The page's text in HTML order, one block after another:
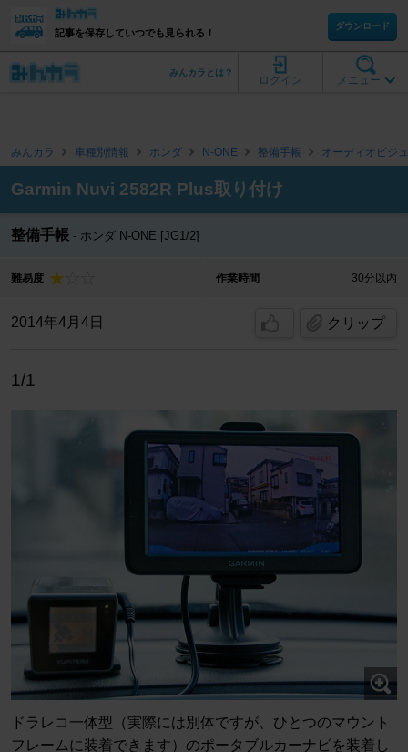
記事を保存していつでも見られる！
ダウンロード
メニュー
ログイン
みんカラとは？
みんカラ 車種別情報 ホンダ N-ONE 整備手帳 オーディオビジ
Garmin Nuvi 2582R Plus取り付け
整備手帳 ホンダ N-ONE [JG1/2]
難易度 作業時間 30分以内
2014年4月4日 クリップ
1/1
ドラレコ一体型（実際には別体ですが、ひとつのマウント
フレームに装着できます）のポータブルカーナビを装着し